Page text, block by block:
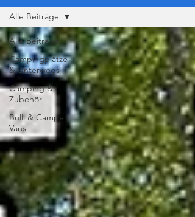
Alle Beiträge
Campingplätze
& Unterwegs
Camping &
Zubehör
Bulli & Camper
Vans
Alle Beiträge